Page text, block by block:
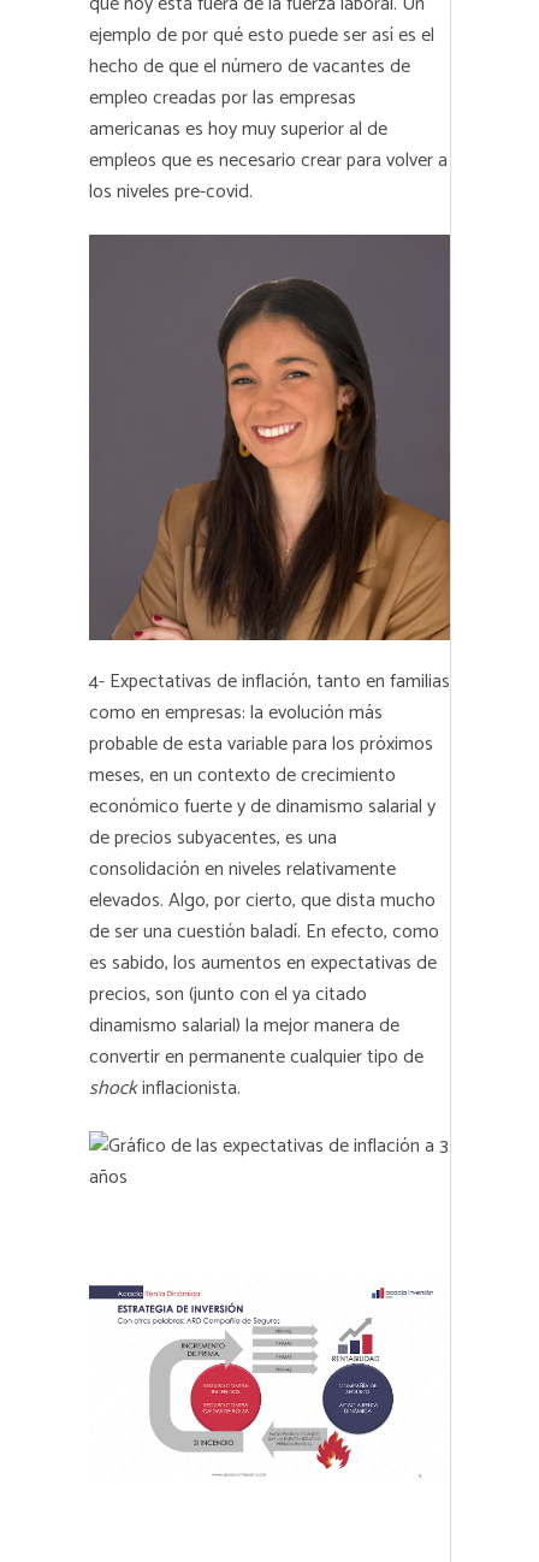
ejemplo de por qué esto puede ser así es el
hecho de que el número de vacantes de
empleo creadas por las empresas
americanas es hoy muy superior al de
empleos que es necesario crear para volver a
los niveles pre-covid.
4- Expectativas de inflación, tanto en familias
como en empresas: la evolución más
probable de esta variable para los próximos
meses, en un contexto de crecimiento
económico fuerte y de dinamismo salarial y
de precios subyacentes, es una
consolidación en niveles relativamente
elevados. Algo, por cierto, que dista mucho
de ser una cuestión baladí. En efecto, como
es sabido, los aumentos en expectativas de
precios, son (junto con el ya citado
dinamismo salarial) la mejor manera de
convertir en permanente cualquier tipo de
shockinflacionista.